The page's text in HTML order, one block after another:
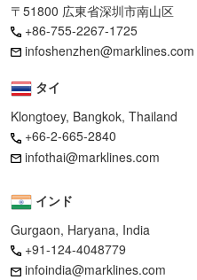
〒51800 広東省深圳市南山区
+86-755-2267-1725
infoshenzhen@marklines.com
タイ
Klongtoey, Bangkok, Thailand
+66-2-665-2840
infothai@marklines.com
インド
Gurgaon, Haryana, India
+91-124-4048779
infoindia@marklines.com